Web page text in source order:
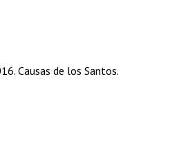
Causas de los Santos.